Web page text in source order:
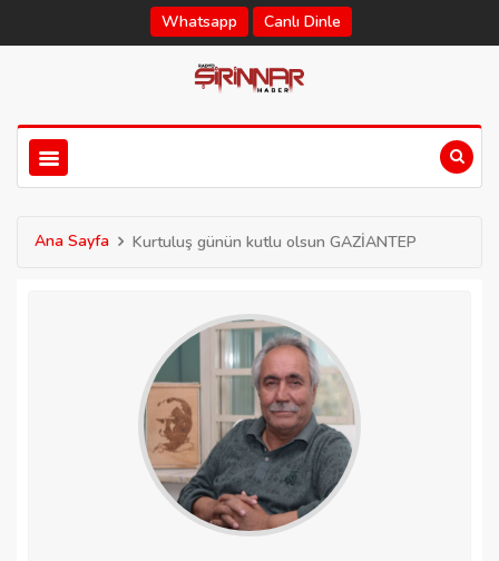
Whatsapp Canlı Dinle
Ana Sayfa Kurtuluş günün kutlu olsun GAZİANTEP